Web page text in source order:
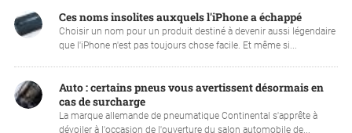
Ces noms insolites auxquels l'iPhone a échappé
Choisir un nom pour un produit destiné à devenir aussi légendaire
que l'iPhone n'est pas toujours chose facile. Et même si...
Auto : certains pneus vous avertissent désormais en
cas de surcharge
La marque allemande de pneumatique Continental s'apprête à
dévoiler à l'occasion de l'ouverture du salon automobile de...